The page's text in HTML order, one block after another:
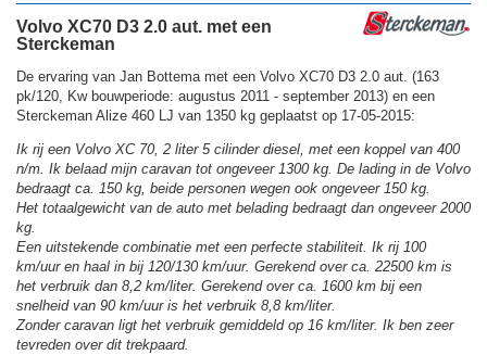
Volvo XC70 D3 2.0 aut. met een
Sterckeman
De ervaring van Jan Bottema met een Volvo XC70 D3 2.0 aut. (163
pk/120, Kw bouwperiode: augustus 2011 - september 2013) en een
Sterckeman Alize 460 LJ van 1350 kg geplaatst op 17-05-2015:
Ik rij een Volvo XC 70, 2 liter 5 cilinder diesel, met een koppel van 400
n/m. Ik belaad mijn caravan tot ongeveer 1300 kg. De lading in de Volvo
bedraagt ca. 150 kg, beide personen wegen ook ongeveer 150 kg.
Het totaalgewicht van de auto met belading bedraagt dan ongeveer 2000
kg.
Een uitstekende combinatie met een perfecte stabiliteit. Ik rij 100
km/uur en haal in bij 120/130 km/uur. Gerekend over ca. 22500 km is
het verbruik dan 8,2 km/liter. Gerekend over ca. 1600 km bij een
snelheid van 90 km/uur is het verbruik 8,8 km/liter.
Zonder caravan ligt het verbruik gemiddeld op 16 km/liter. Ik ben zeer
tevreden over dit trekpaard.